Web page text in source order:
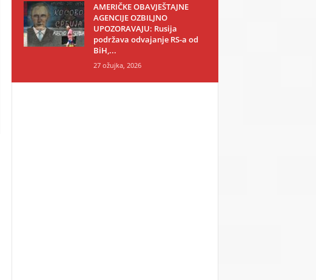
AMERIČKE OBAVJEŠTAJNE
AGENCIJE OZBILJNO
UPOZORAVAJU: Rusija
podržava odvajanje RS-a od
BiH,...
27 ožujka, 2026